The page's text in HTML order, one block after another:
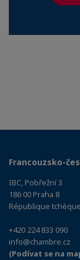
Francouzsko-
IBC, Pobřežní 3
186 00 Praha 8
République tchèque
+420 224 833 090
info@chambre.cz
(Podívat se na